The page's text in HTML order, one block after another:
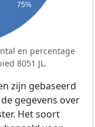
75%
en percentage
8051 JL.
zijn gebaseerd
gegevens over
Het soort